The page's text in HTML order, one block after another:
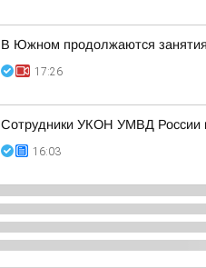
В Южном продолжаются
17:26
Сотрудники УКОН УМВД России
16:03